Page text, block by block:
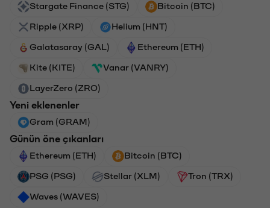
Stargate Finance (STG) Bitcoin (BTC)
Ripple (XRP) Helium (HNT)
Galatasaray (GAL) Ethereum (ETH)
Kite (KITE) Vanar (VANRY)
LayerZero (ZRO)
Yeni eklenenler
Gram (GRAM)
Günün öne çıkanları
Ethereum (ETH) Bitcoin (BTC)
PSG (PSG) Stellar (XLM) Tron (TRX)
Waves (WAVES)